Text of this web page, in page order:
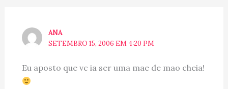
ANA
SETEMBRO 15, 2006 EM 4:20 PM
Eu aposto que vc ia ser uma mae de mao cheia!